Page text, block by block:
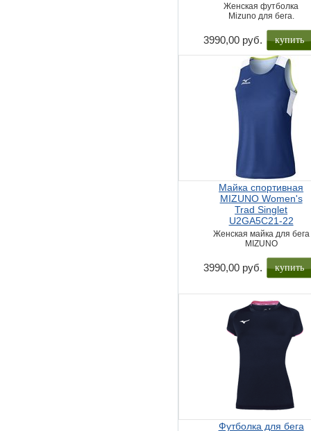
Женская футболка
Mizuno для бега.
3990,00 руб. купить
Майка спортивная
MIZUNO Women's
Trad Singlet
U2GA5C21-22
Женская майка для бега
MIZUNO
3990,00 руб. купить
Футболка для бега